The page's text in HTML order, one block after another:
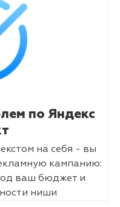
по Яндекс
на себя - вы
кампанию:
ваш бюджет и
ниши